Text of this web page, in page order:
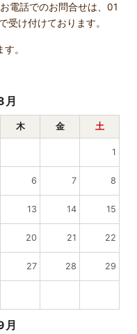
電話でのお問合せは、01
受け付けております。
。
月
木 金 土
1
6 7 8
13 14 15
20 21 22
27 28 29
月